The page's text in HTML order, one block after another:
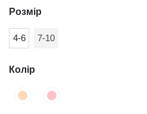
Розмір
4-6 7-10
Колір